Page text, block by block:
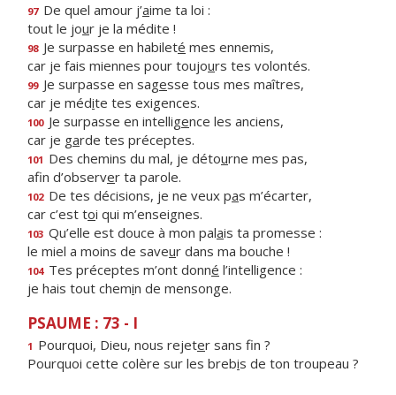
97 De quel amour j’aime ta loi :
tout le jour je la médite !
98 Je surpasse en habileté mes ennemis,
car je fais miennes pour toujours tes volontés.
99 Je surpasse en sagesse tous mes maîtres,
car je médite tes exigences.
100 Je surpasse en intelligence les anciens,
car je garde tes préceptes.
101 Des chemins du mal, je détourne mes pas,
afin d’observer ta parole.
102 De tes décisions, je ne veux pas m’écarter,
car c’est toi qui m’enseignes.
103 Qu’elle est douce à mon palais ta promesse :
le miel a moins de saveur dans ma bouche !
104 Tes préceptes m’ont donné l’intelligence :
je hais tout chemin de mensonge.
PSAUME : 73 - I
1 Pourquoi, Dieu, nous rejeter sans fin ?
Pourquoi cette colère sur les brebis de ton troupeau ?